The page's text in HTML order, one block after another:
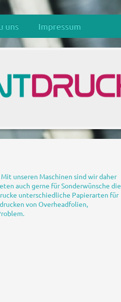
uns Impressum
unseren Maschinen sind wir daher
auch gerne für Sonderwünsche die
unterschiedliche Papierarten für
von Overheadfolien,